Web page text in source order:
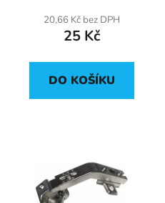
20,66 Kč bez DPH
25 Kč
DO KOŠÍKU